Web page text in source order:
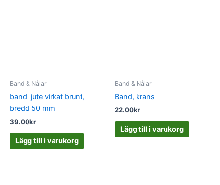
Band & Nålar
band, jute virkat brunt,
bredd 50 mm
39.00kr
Lägg till i varukorg
Band & Nålar
Band, krans
22.00kr
Lägg till i varukorg